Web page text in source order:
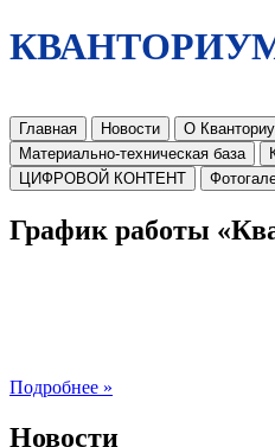
Главная Новости О
Материально-техническая база
ЦИФРОВОЙ КОНТЕНТ
График работы
Подробнее »
Новости